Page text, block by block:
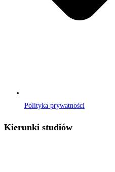
Polityka prywatności
Kierunki studiów